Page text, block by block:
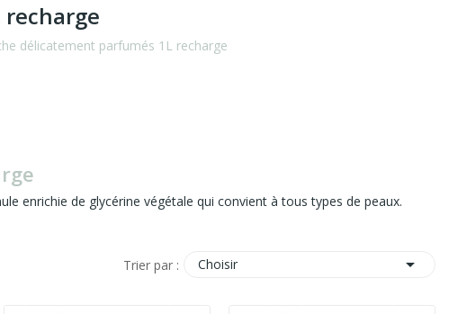
délicatement parfumés 1L recharge
enrichie de glycérine végétale qui convient à tous types de peaux.
Trier par : Choisir 